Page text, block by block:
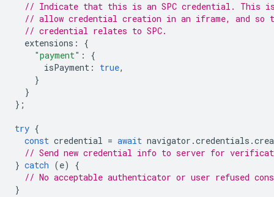
// Indicate that this is an SPC credential. This
// allow credential creation in an iframe, and so
// credential relates to SPC.
extensions :
{
"payment" :
{
isPayment : true,
}
}
};
try {
const credential = await navigator .credentials .
// Send new credential info to server for
} catch (e)
{
// No acceptable authenticator or user refused
}